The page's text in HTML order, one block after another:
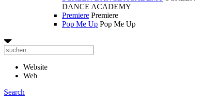
DANCE ACADEMY
Premiere Premiere
Pop Me Up Pop Me Up
Website
Web
Search